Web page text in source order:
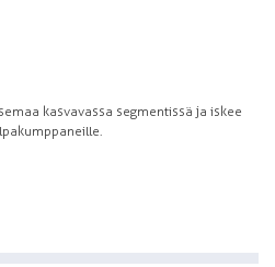
kasvavassa segmentissä ja iskee